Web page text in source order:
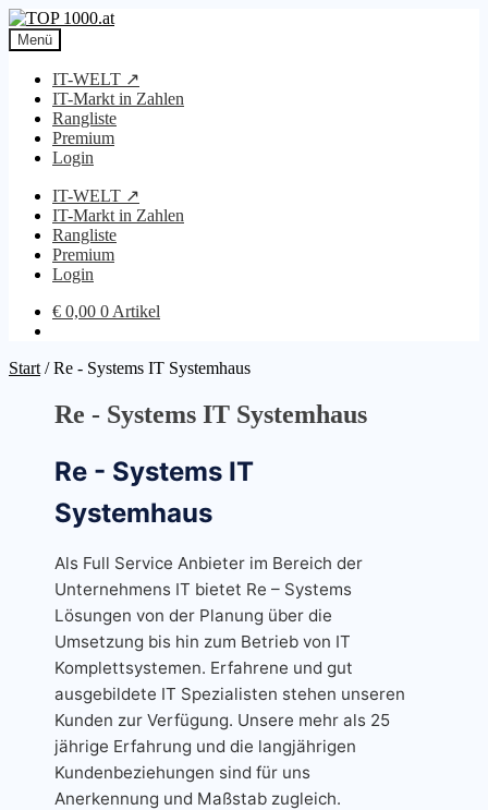
Zur
Navigation
springen
Zum
Inhalt
springen
Menü
IT-WELT ↗
IT-Markt in Zahlen
Rangliste
Premium
Login
IT-WELT ↗
IT-Markt in Zahlen
Rangliste
Premium
Login
€ 0,00 0 Artikel
Start /Re - Systems IT Systemhaus
Re - Systems IT Systemhaus
Re - Systems IT
Systemhaus
Als Full Service Anbieter im Bereich der
Unternehmens IT bietet Re – Systems
Lösungen von der Planung über die
Umsetzung bis hin zum Betrieb von IT
Komplettsystemen. Erfahrene und gut
ausgebildete IT Spezialisten stehen unseren
Kunden zur Verfügung. Unsere mehr als 25
jährige Erfahrung und die langjährigen
Kundenbeziehungen sind für uns
Anerkennung und Maßstab zugleich.